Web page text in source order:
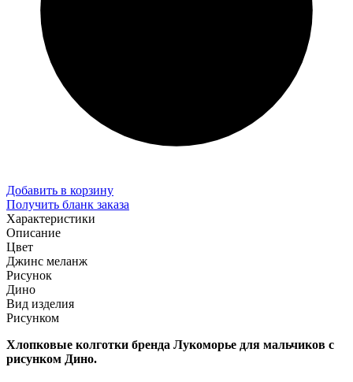
Добавить в корзину
Получить бланк заказа
Характеристики
Описание
Цвет
Джинс меланж
Рисунок
Дино
Вид изделия
Рисунком
Хлопковые колготки бренда Лукоморье для мальчиков с
рисунком Дино.